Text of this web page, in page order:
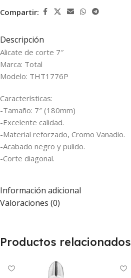
Compartir:
Descripción
Alicate de corte 7″
Marca: Total
Modelo: THT1776P
Características:
-Tamaño: 7″ (180mm)
-Excelente calidad.
-Material reforzado, Cromo Vanadio.
-Acabado negro y pulido.
-Corte diagonal.
Información adicional
Valoraciones (0)
Productos relacionados